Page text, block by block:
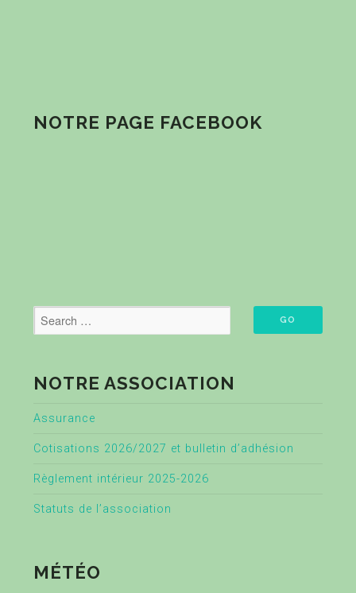
NOTRE PAGE FACEBOOK
NOTRE ASSOCIATION
Assurance
Cotisations 2026/2027 et bulletin d’adhésion
Règlement intérieur 2025-2026
Statuts de l’association
MÉTÉO